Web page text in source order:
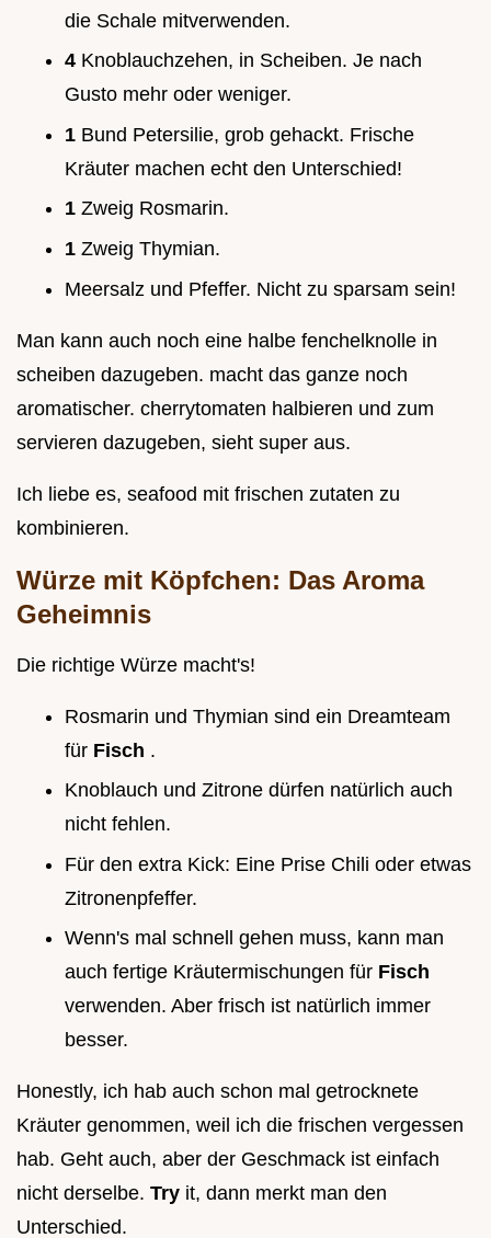
die Schale mitverwenden.
4 Knoblauchzehen, in Scheiben. Je nach
Gusto mehr oder weniger.
1 Bund Petersilie, grob gehackt. Frische
Kräuter machen echt den Unterschied!
1 Zweig Rosmarin.
1 Zweig Thymian.
Meersalz und Pfeffer. Nicht zu sparsam sein!
Man kann auch noch eine halbe fenchelknolle in
scheiben dazugeben. macht das ganze noch
aromatischer. cherrytomaten halbieren und zum
servieren dazugeben, sieht super aus.
Ich liebe es, seafood mit frischen zutaten zu
kombinieren.
Würze mit Köpfchen: Das Aroma
Geheimnis
Die richtige Würze macht's!
Rosmarin und Thymian sind ein Dreamteam
für Fisch .
Knoblauch und Zitrone dürfen natürlich auch
nicht fehlen.
Für den extra Kick: Eine Prise Chili oder etwas
Zitronenpfeffer.
Wenn's mal schnell gehen muss, kann man
auch fertige Kräutermischungen für Fisch
verwenden. Aber frisch ist natürlich immer
besser.
Honestly, ich hab auch schon mal getrocknete
Kräuter genommen, weil ich die frischen vergessen
hab. Geht auch, aber der Geschmack ist einfach
nicht derselbe. Try it, dann merkt man den
Unterschied.